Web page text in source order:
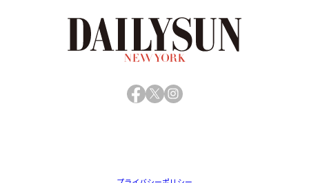
Facebook
X Instagram